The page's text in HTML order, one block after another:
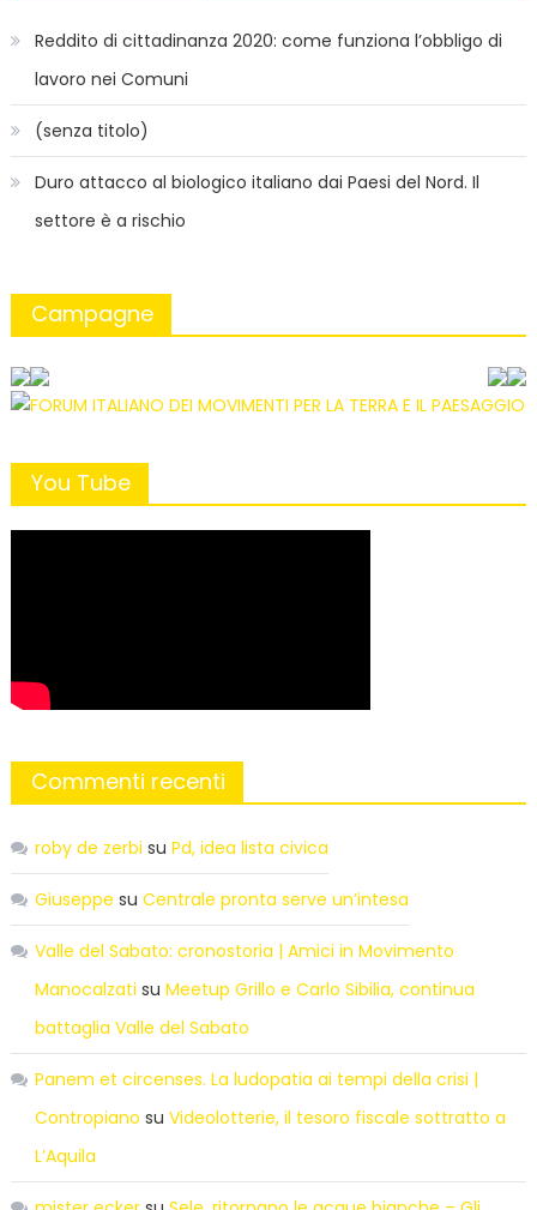
Reddito di cittadinanza 2020: come funziona l’obbligo di
lavoro nei Comuni
(senza titolo)
Duro attacco al biologico italiano dai Paesi del Nord. Il
settore è a rischio
Campagne
You Tube
Commenti recenti
roby de zerbi su Pd, idea lista civica
Giuseppe su Centrale pronta serve un’intesa
Valle del Sabato: cronostoria | Amici in Movimento
Manocalzati su Meetup Grillo e Carlo Sibilia, continua
battaglia Valle del Sabato
Panem et circenses. La ludopatia ai tempi della crisi |
Contropiano su Videolotterie, il tesoro fiscale sottratto a
L’Aquila